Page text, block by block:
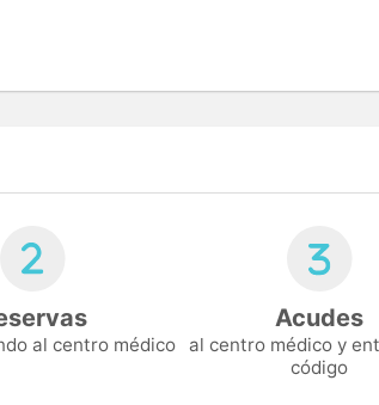
al centro médico
Acudes
al centro médico y
código